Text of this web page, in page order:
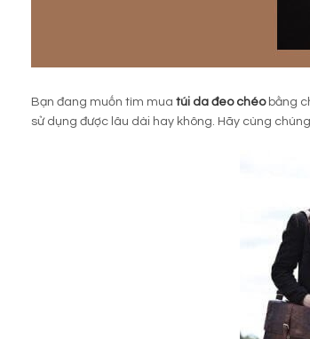
Bạn đang muốn tìm mua túi da đeo chéobằng
sử dụng được lâu dài hay không. Hãy cùng